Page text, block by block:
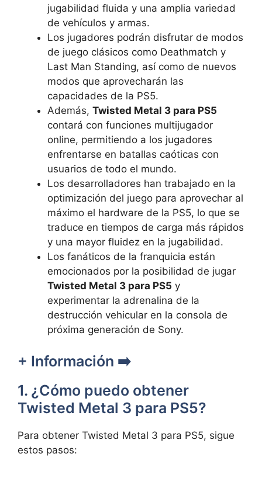
jugabilidad fluida y una amplia variedad
de vehículos y armas.
Los jugadores podrán disfrutar de modos
de juego clásicos como Deathmatch y
Last Man Standing, así como de nuevos
modos que aprovecharán las
capacidades de la PS5.
Además, Twisted Metal 3 para PS5
contará con funciones multijugador
online, permitiendo a los jugadores
enfrentarse en batallas caóticas con
usuarios de todo el mundo.
Los desarrolladores han trabajado en la
optimización del juego para aprovechar al
máximo el hardware de la PS5, lo que se
traduce en tiempos de carga más rápidos
y una mayor fluidez en la jugabilidad.
Los fanáticos de la franquicia están
emocionados por la posibilidad de jugar
Twisted Metal 3 para PS5 y
experimentar la adrenalina de la
destrucción vehicular en la consola de
próxima generación de Sony.
+ Información ➡️
1. ¿Cómo puedo obtener
Twisted Metal 3 para PS5?
Para obtener Twisted Metal 3 para PS5, sigue
estos pasos: